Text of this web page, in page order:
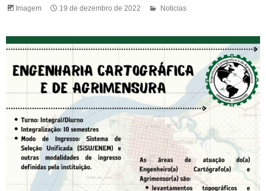
Imagem 19 de dezembro de 2022 Noticias